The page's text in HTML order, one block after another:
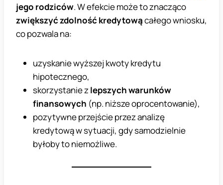
jego rodziców. W efekcie może to znacząco
zwiększyć zdolność kredytowącałego wniosku,
co pozwala na:
uzyskanie wyższej kwoty kredytu
hipotecznego,
skorzystanie zlepszych warunków
finansowych (np. niższe oprocentowanie),
pozytywne przejście przez analizę
kredytową w sytuacji, gdy samodzielnie
byłoby to niemożliwe.